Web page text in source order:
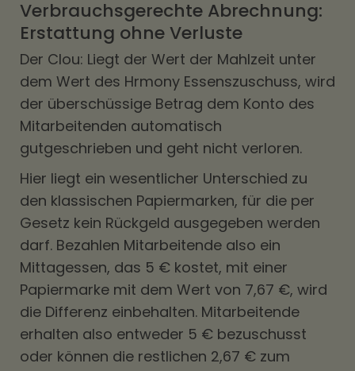
Verbrauchsgerechte Abrechnung:
Erstattung ohne Verluste
Der Clou: Liegt der Wert der Mahlzeit unter
dem Wert des Hrmony Essenszuschuss, wird
der überschüssige Betrag dem Konto des
Mitarbeitenden automatisch
gutgeschrieben und geht nicht verloren.
Hier liegt ein wesentlicher Unterschied zu
den klassischen Papiermarken, für die per
Gesetz kein Rückgeld ausgegeben werden
darf. Bezahlen Mitarbeitende also ein
Mittagessen, das 5 € kostet, mit einer
Papiermarke mit dem Wert von 7,67 €, wird
die Differenz einbehalten. Mitarbeitende
erhalten also entweder 5 € bezuschusst
oder können die restlichen 2,67 € zum